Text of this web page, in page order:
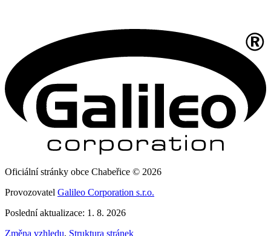
Oficiální stránky obce Chabeřice © 2026
Provozovatel Galileo Corporation s.r.o.
Poslední aktualizace: 1. 8. 2026
Změna vzhledu, Struktura stránek